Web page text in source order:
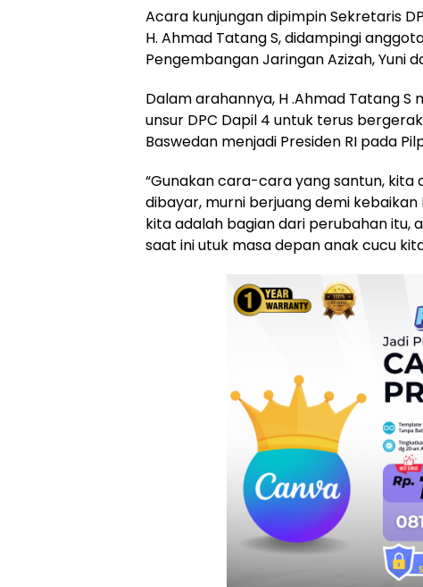
Acara kunjungan dipimpin Sekretaris
H. Ahmad Tatang S, didampingi
Pengembangan Jaringan Azizah, Yuni
Dalam arahannya, H .Ahmad Tatang S
unsur DPC Dapil 4 untuk terus
Baswedan menjadi Presiden RI pada
“Gunakan cara-cara yang santun,
dibayar, murni berjuang demi
kita adalah bagian dari perubahan itu,
saat ini utuk masa depan anak cucu